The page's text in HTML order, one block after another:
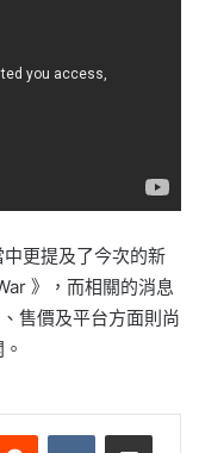
更提及了今次的新
》，而相關的消息
售價及平台方面則尚
Reddit VKontakteShare via Email